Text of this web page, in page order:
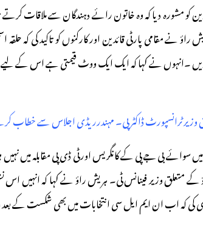
۔انہوں نے کہا کہ ایک ایک ووٹ قیمتی ہے اس کے
وزیر ٹرانسپورٹ ڈاکٹر پی۔ مہندرریڈی اجلاس سے
سوائے بی جے پی کے کانگریس اورٹی ڈی پی مقابلہ میں
کے متعلق وزیر فینانس ٹی۔ ہریش راؤ نے کہا کہ
کی کہ اب ان ایم ایل سی انتخابات میں بھی شکست کے